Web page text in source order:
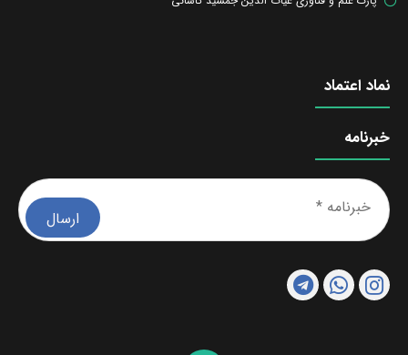
نماد اعتماد
خبرنامه
*